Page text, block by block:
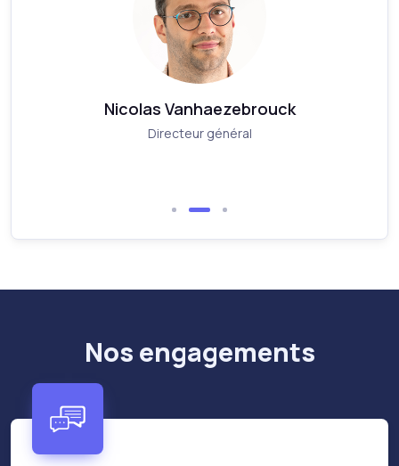
Nicolas Vanhaezebrouck
Directeur général
Nos engagements